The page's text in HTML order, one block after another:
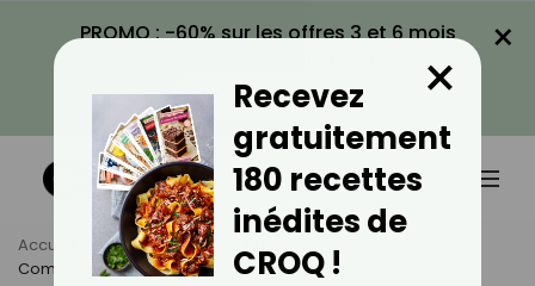
PROMO : -60% sur les offres 3 et 6 mois
VOIR LA PROMO
×
Accueil Actus
Astuces Culinaires
Comment Utiliser Les Huiles Essentielles En Cuisine ?
Recevez
gratuitement
180 recettes
inédites de
CROQ !
×